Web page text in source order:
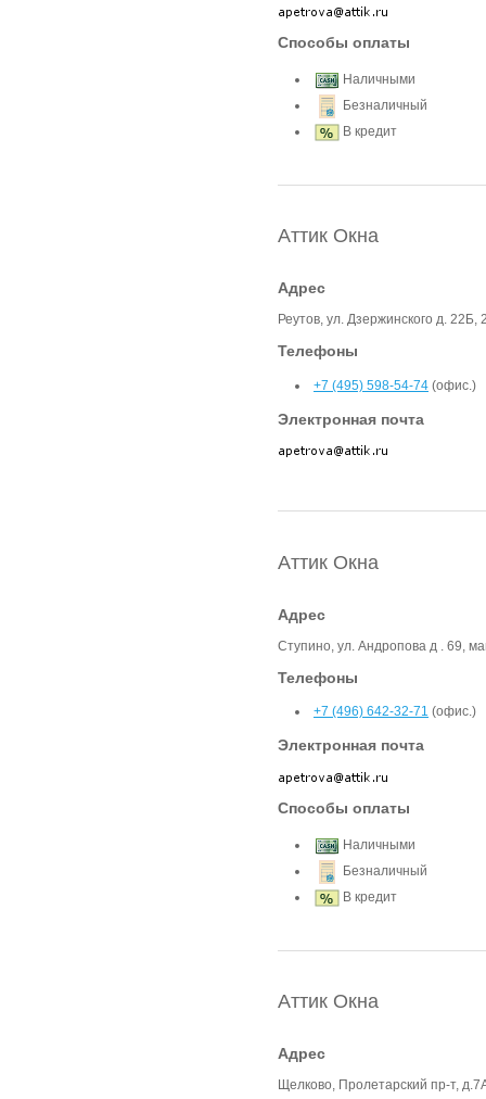
Способы оплаты
Наличными
Безналичный
В кредит
Аттик Окна
Адрес
Реутов, ул. Дзержинского д. 22Б,
Телефоны
+7 (495) 598-54-74 (офис.)
Электронная почта
Аттик Окна
Адрес
Ступино, ул. Андропова д . 69,
Телефоны
+7 (496) 642-32-71 (офис.)
Электронная почта
Способы оплаты
Наличными
Безналичный
В кредит
Аттик Окна
Адрес
Щелково, Пролетарский пр-т,